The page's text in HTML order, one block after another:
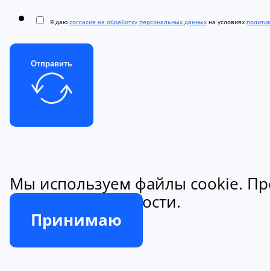
Я даю согласие на обработку персональных данных на условиях
Отправить
Мы используем файлы cookie.
конфиденциальности.
Принимаю